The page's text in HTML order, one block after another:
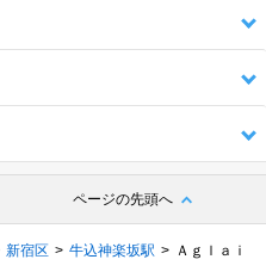
ページの先頭へ
新宿区 牛込神楽坂駅
Ａｇｌａｉ